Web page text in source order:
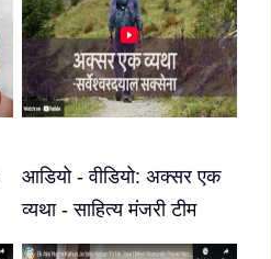
आडियो - वीडियो: अक्सर एक
व्यथा - साहित्य मंजरी टीम